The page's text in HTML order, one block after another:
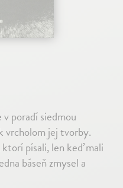
poradí siedmou
vrcholom jej tvorby.
písali, len keď mali
báseň zmysel a